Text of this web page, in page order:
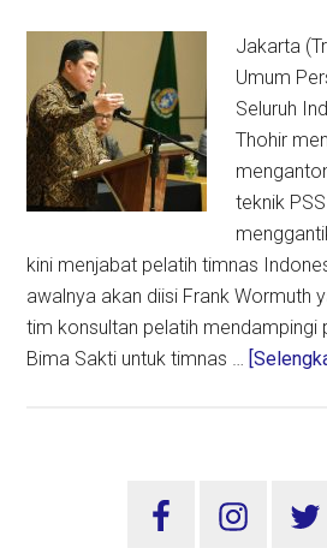
Jakarta
Umum
Seluruh
Thohir
teknik
kini menjabat pelatih timnas
awalnya akan diisi Frank Wormuth
tim konsultan pelatih mendampingi
Bima Sakti untuk timnas …
Sidebar